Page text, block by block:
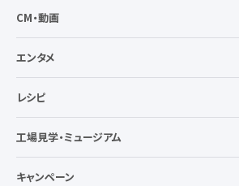
CM・動画
エンタメ
レシピ
工場見学・ミュージアム
キャンペーン